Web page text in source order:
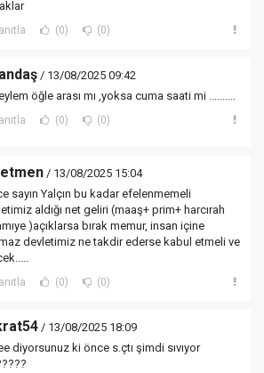
(0) (0)
/ 13/08/2025 09:42
öğle arası mı ,yoksa cuma saati mi ..........
(0) (0)
/ 13/08/2025 15:04
sayın Yalçın bu kadar efelenmemeli
aldığı net geliri (maaş+ prim+ harcırah
)açıklarsa bırak memur, insan içine
devletimiz ne takdir ederse kabul etmeli ve
(0) (0)
/ 13/08/2025 18:09
diyorsunuz ki önce s.çtı şimdi sıvıyor